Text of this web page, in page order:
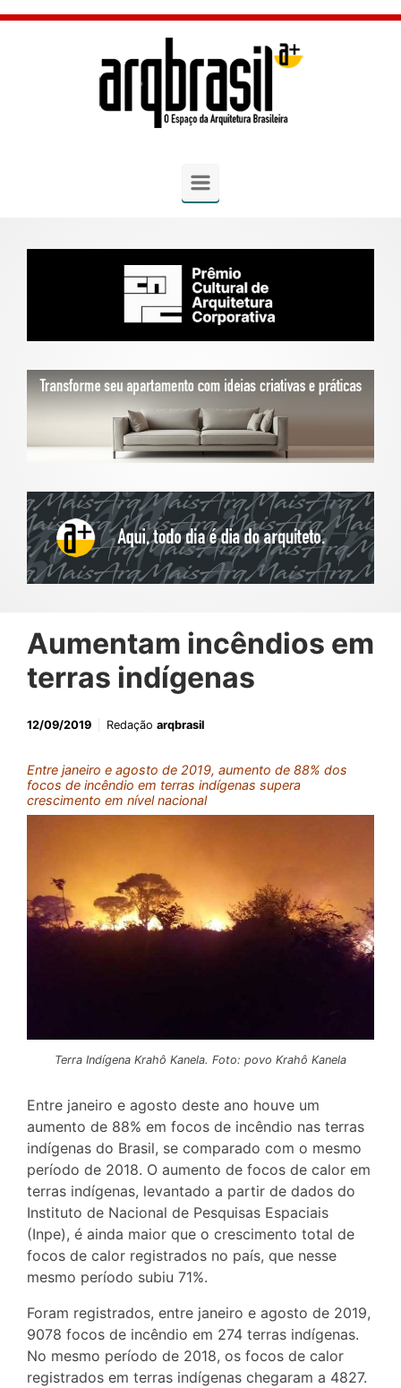
Skip to main content
Aumentam incêndios em
terras indígenas
12/09/2019 Redação arqbrasil
Entre janeiro e agosto de 2019, aumento de 88% dos
focos de incêndio em terras indígenas supera
crescimento em nível nacional
Terra Indígena Krahô Kanela. Foto: povo Krahô Kanela
Entre janeiro e agosto deste ano houve um
aumento de 88% em focos de incêndio nas terras
indígenas do Brasil, se comparado com o mesmo
período de 2018. O aumento de focos de calor em
terras indígenas, levantado a partir de dados do
Instituto de Nacional de Pesquisas Espaciais
(Inpe), é ainda maior que o crescimento total de
focos de calor registrados no país, que nesse
mesmo período subiu 71%.
Foram registrados, entre janeiro e agosto de 2019,
9078 focos de incêndio em 274 terras indígenas.
No mesmo período de 2018, os focos de calor
registrados em terras indígenas chegaram a 4827.